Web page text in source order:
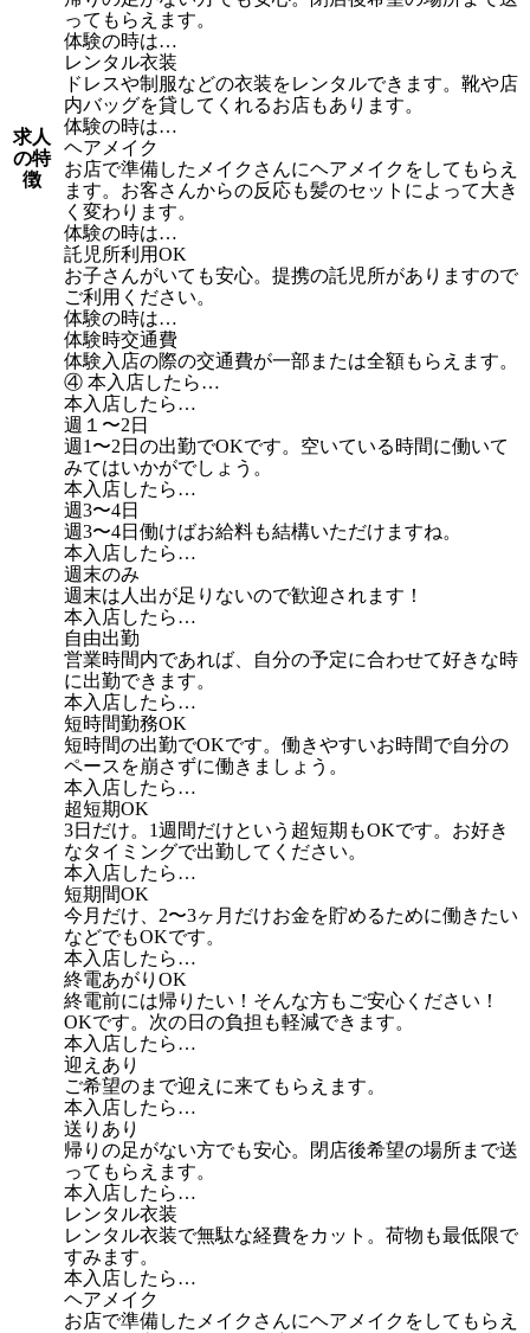
求人
の特
徴
ってもらえます。
体験の時は…
レンタル衣装
ドレスや制服などの衣装をレンタルできます。靴や店
内バッグを貸してくれるお店もあります。
体験の時は…
ヘアメイク
お店で準備したメイクさんにヘアメイクをしてもらえ
ます。お客さんからの反応も髪のセットによって大き
く変わります。
体験の時は…
託児所利用OK
お子さんがいても安心。提携の託児所がありますので
ご利用ください。
体験の時は…
体験時交通費
体験入店の際の交通費が一部または全額もらえます。
④ 本入店したら…
本入店したら…
週１〜2日
週1〜2日の出勤でOKです。空いている時間に働いて
みてはいかがでしょう。
本入店したら…
週3〜4日
週3〜4日働けばお給料も結構いただけますね。
本入店したら…
週末のみ
週末は人出が足りないので歓迎されます！
本入店したら…
自由出勤
営業時間内であれば、自分の予定に合わせて好きな時
に出勤できます。
本入店したら…
短時間勤務OK
短時間の出勤でOKです。働きやすいお時間で自分の
ペースを崩さずに働きましょう。
本入店したら…
超短期OK
3日だけ。1週間だけという超短期もOKです。お好き
なタイミングで出勤してください。
本入店したら…
短期間OK
今月だけ、2〜3ヶ月だけお金を貯めるために働きたい
などでもOKです。
本入店したら…
終電あがりOK
終電前には帰りたい！そんな方もご安心ください！
OKです。次の日の負担も軽減できます。
本入店したら…
迎えあり
ご希望のまで迎えに来てもらえます。
本入店したら…
送りあり
帰りの足がない方でも安心。閉店後希望の場所まで送
ってもらえます。
本入店したら…
レンタル衣装
レンタル衣装で無駄な経費をカット。荷物も最低限で
すみます。
本入店したら…
ヘアメイク
お店で準備したメイクさんにヘアメイクをしてもらえ